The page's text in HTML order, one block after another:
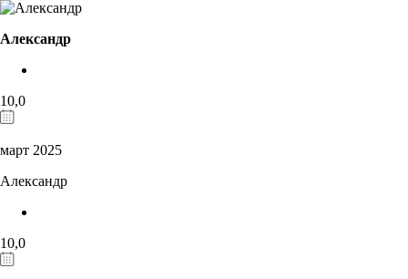
Александр
10,0
март 2025
Александр
10,0